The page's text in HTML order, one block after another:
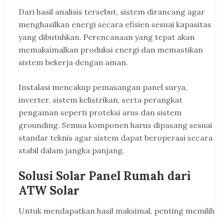
Dari hasil analisis tersebut, sistem dirancang agar
menghasilkan energi secara efisien sesuai kapasitas
yang dibutuhkan. Perencanaan yang tepat akan
memaksimalkan produksi energi dan memastikan
sistem bekerja dengan aman.
Instalasi mencakup pemasangan panel surya,
inverter, sistem kelistrikan, serta perangkat
pengaman seperti proteksi arus dan sistem
grounding. Semua komponen harus dipasang sesuai
standar teknis agar sistem dapat beroperasi secara
stabil dalam jangka panjang.
Solusi Solar Panel Rumah dari
ATW Solar
Untuk mendapatkan hasil maksimal, penting memilih